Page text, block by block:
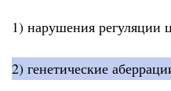
1) нарушения регуляции
2) генетические